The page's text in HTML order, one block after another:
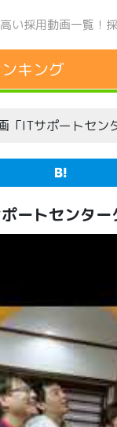
い採用動画一覧！
キング
「ITサポートセ
ートセンタ